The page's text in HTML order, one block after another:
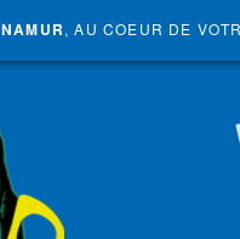
NAMUR, AU COEUR DE